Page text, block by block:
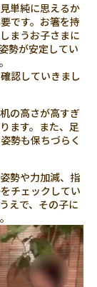
単純に思えるか
です。お箸を持
まうお子さまに
勢が安定してい
認していきまし
の高さが高すぎ
ます。また、足
勢も保ちづらく
勢や力加減、指
チェックしてい
えで、その子に